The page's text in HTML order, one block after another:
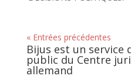
« Entrées précédentes
Bijus est un service
public du Centre
allemand